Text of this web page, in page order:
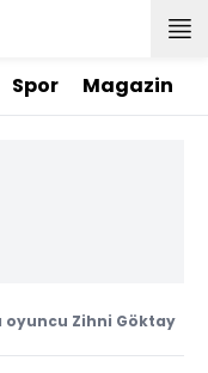
Spor Magazin
oyuncu Zihni Göktay